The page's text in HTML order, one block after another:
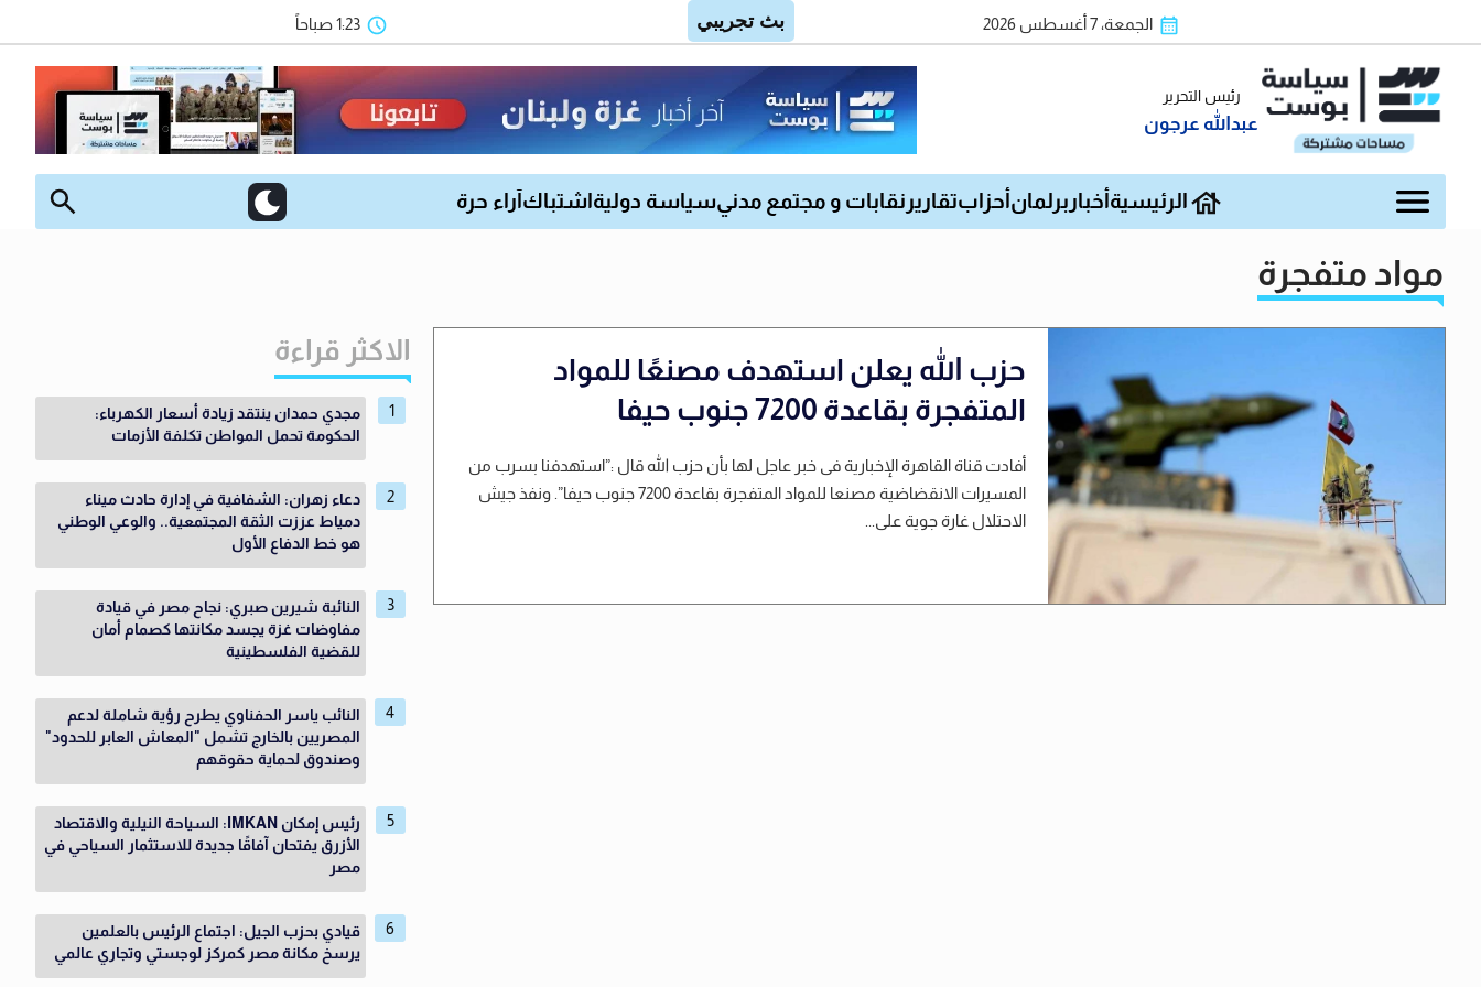
الجمعة، 7 أغسطس 2026 1:23 صباحاً
رئيس التحرير
عبدالله عرجون
الرئيسية أخبار برلمان أحزابتقارير نقابات و مجتمع مدنيسياسة دولية اشتباك آراء حرة
مواد متفجرة
حزب الله يعلن استهدف مصنعًا للمواد
المتفجرة بقاعدة 7200 جنوب حيفا
أفادت قناة القاهرة الإخبارية فى خبر عاجل لها بأن حزب الله قال :”استهدفنا ‏بسرب من
المسيرات الانقضاضية مصنعا للمواد المتفجرة بقاعدة 7200 جنوب حيفا”. ونفذ جيش
الاحتلال غارة جوية على...
الاكثر قراءة
مجدي حمدان ينتقد زيادة أسعار الكهرباء:
الحكومة تحمل المواطن تكلفة الأزمات
دعاء زهران: الشفافية في إدارة حادث ميناء
دمياط عززت الثقة المجتمعية.. والوعي الوطني
هو خط الدفاع الأول
النائبة شيرين صبري: نجاح مصر في قيادة
مفاوضات غزة يجسد مكانتها كصمام أمان
للقضية الفلسطينية
النائب ياسر الحفناوي يطرح رؤية شاملة لدعم
المصريين بالخارج تشمل "المعاش العابر للحدود"
وصندوق لحماية حقوقهم
رئيس إمكان IMKAN: السياحة النيلية والاقتصاد
الأزرق يفتحان آفاقًا جديدة للاستثمار السياحي في
مصر
قيادي بحزب الجيل: اجتماع الرئيس بالعلمين
يرسخ مكانة مصر كمركز لوجستي وتجاري عالمي